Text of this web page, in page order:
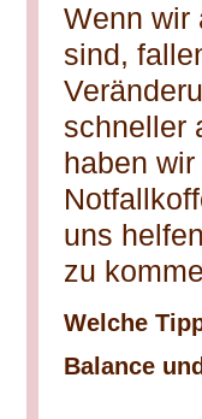
Wenn wir
sind,
schneller
haben wir
uns
zu
Welche
Balance